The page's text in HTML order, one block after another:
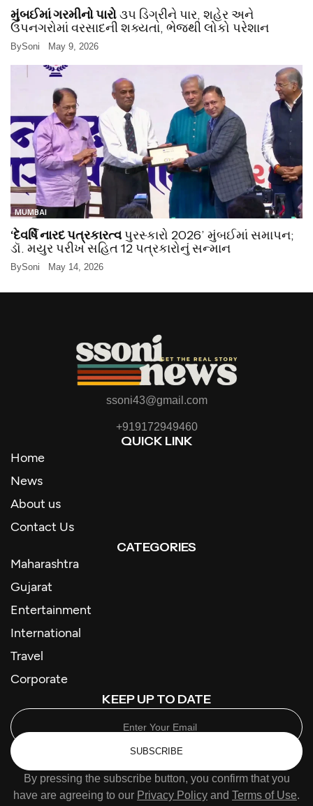
મુંબઈમાં ગરમીનો પારો૩૫ ડિગ્રીને પાર, શહેર અને
ઉપનગરોમાં વરસાદની શક્યતા, ભેજથી લોકો પરેશાન
BySoni May 9, 2026
MUMBAI
‘દેવર્ષિ નારદ પત્રકારત્વપુરસ્કારો 2026’ મુંબઈમાં સમાપન;
ડૉ. મયુર પરીખ સહિત 12 પત્રકારોનું સન્માન
BySoni May 14, 2026
ssoni43@gmail.com
+919172949460
QUICK LINK
Home
News
About us
Contact Us
CATEGORIES
Maharashtra
Gujarat
Entertainment
International
Travel
Corporate
KEEP UP TO DATE
SUBSCRIBE
By pressing the subscribe button, you confirm that you
have are agreeing to our Privacy Policy and Terms of Use.